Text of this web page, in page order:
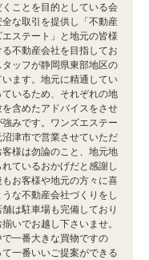
ことを目的としている会
な取引を提供し「不動産
ステート」と地元の皆様
不動産会社を目指してお
タッフが静岡県東部地区の
います。地元に精通してい
いるため、それぞれの地
含めたアドバイスをさせ
みです。ワンズエステー
沼津市で営業させていただ
様は勿論のこと、地元地
ているおかげだと感謝し
お客様や地元の方々に喜
な不動産会社づくりをし
は駐車場も完備しており
いでお越し下さいませ。
一番大きな買物ですの
一番いいご提案ができる